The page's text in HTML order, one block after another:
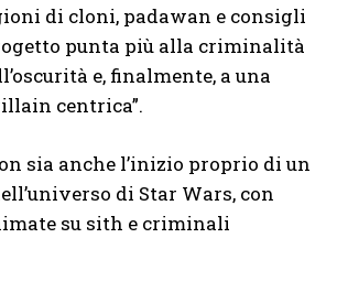
di cloni, padawan e consigli
punta più alla criminalità
e, finalmente, a una
centrica”.
sia anche l’inizio proprio di un
di Star Wars, con
su sith e criminali